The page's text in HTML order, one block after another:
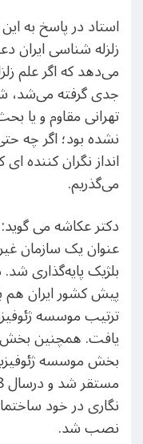
استاد در پاسخ به
زلزله شناسی ایران
می‌دهد که اگر علم
جدی گرفته می‌شد،
تهرانی مقاوم و یا
نشده بود؛ اگر چه
انداز نگران کننده ای
می‌گذریم.
دکتر عکاشه می گوید:
پیش کشور ایران هم
ترتیب موسسه
یافت. همچنین بخش
بخش موسسه
نگاری در خود
نصب شد.